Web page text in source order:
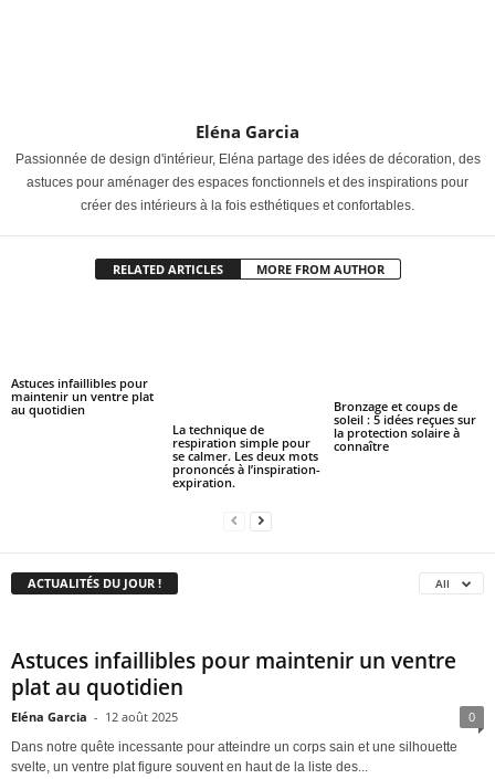
Eléna Garcia
Passionnée de design d'intérieur, Eléna partage des idées de décoration, des
astuces pour aménager des espaces fonctionnels et des inspirations pour
créer des intérieurs à la fois esthétiques et confortables.
RELATED ARTICLES MORE FROM AUTHOR
Astuces infaillibles pour
maintenir un ventre plat
au quotidien
La technique de
respiration simple pour
se calmer. Les deux mots
prononcés à l’inspiration-
expiration.
Bronzage et coups de
soleil : 5 idées reçues sur
la protection solaire à
connaître
ACTUALITÉS DU JOUR ! All
Astuces infaillibles pour maintenir un ventre
plat au quotidien
Eléna Garcia - 12 août 2025 0
Dans notre quête incessante pour atteindre un corps sain et une silhouette
svelte, un ventre plat figure souvent en haut de la liste des...